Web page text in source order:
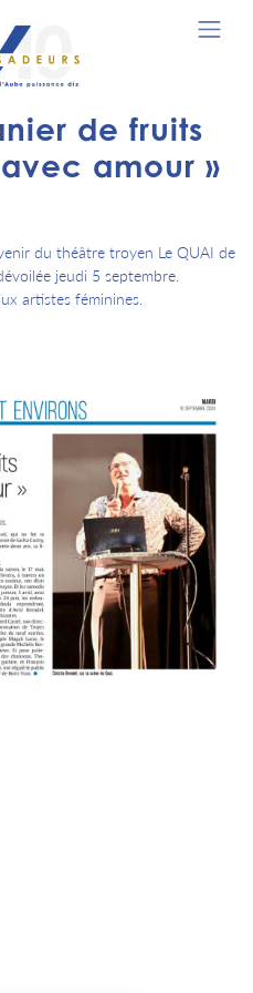
de fruits
amour »
du théâtre troyen Le QUAI de
jeudi 5 septembre.
artistes féminines.